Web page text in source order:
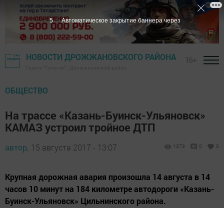
НОВОСТИ ДРОЖЖАНОВСКОГО РАЙОНА
ОБЩЕСТВО
На трассе «Казань-Буинск-Ульяновск»
КАМАЗ устроил тройное ДТП
автор, 15 августа 2017 - 13:07 1373 0 0
Крупная дорожная авария произошла 14 августа в 14
часов 10 минут на 184 километре автодороги «Казань-
Буинск-Ульяновск» Цильнинского района.
4 Автоматическое закрытие баннера через